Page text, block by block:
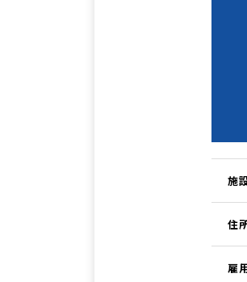
施
住
雇